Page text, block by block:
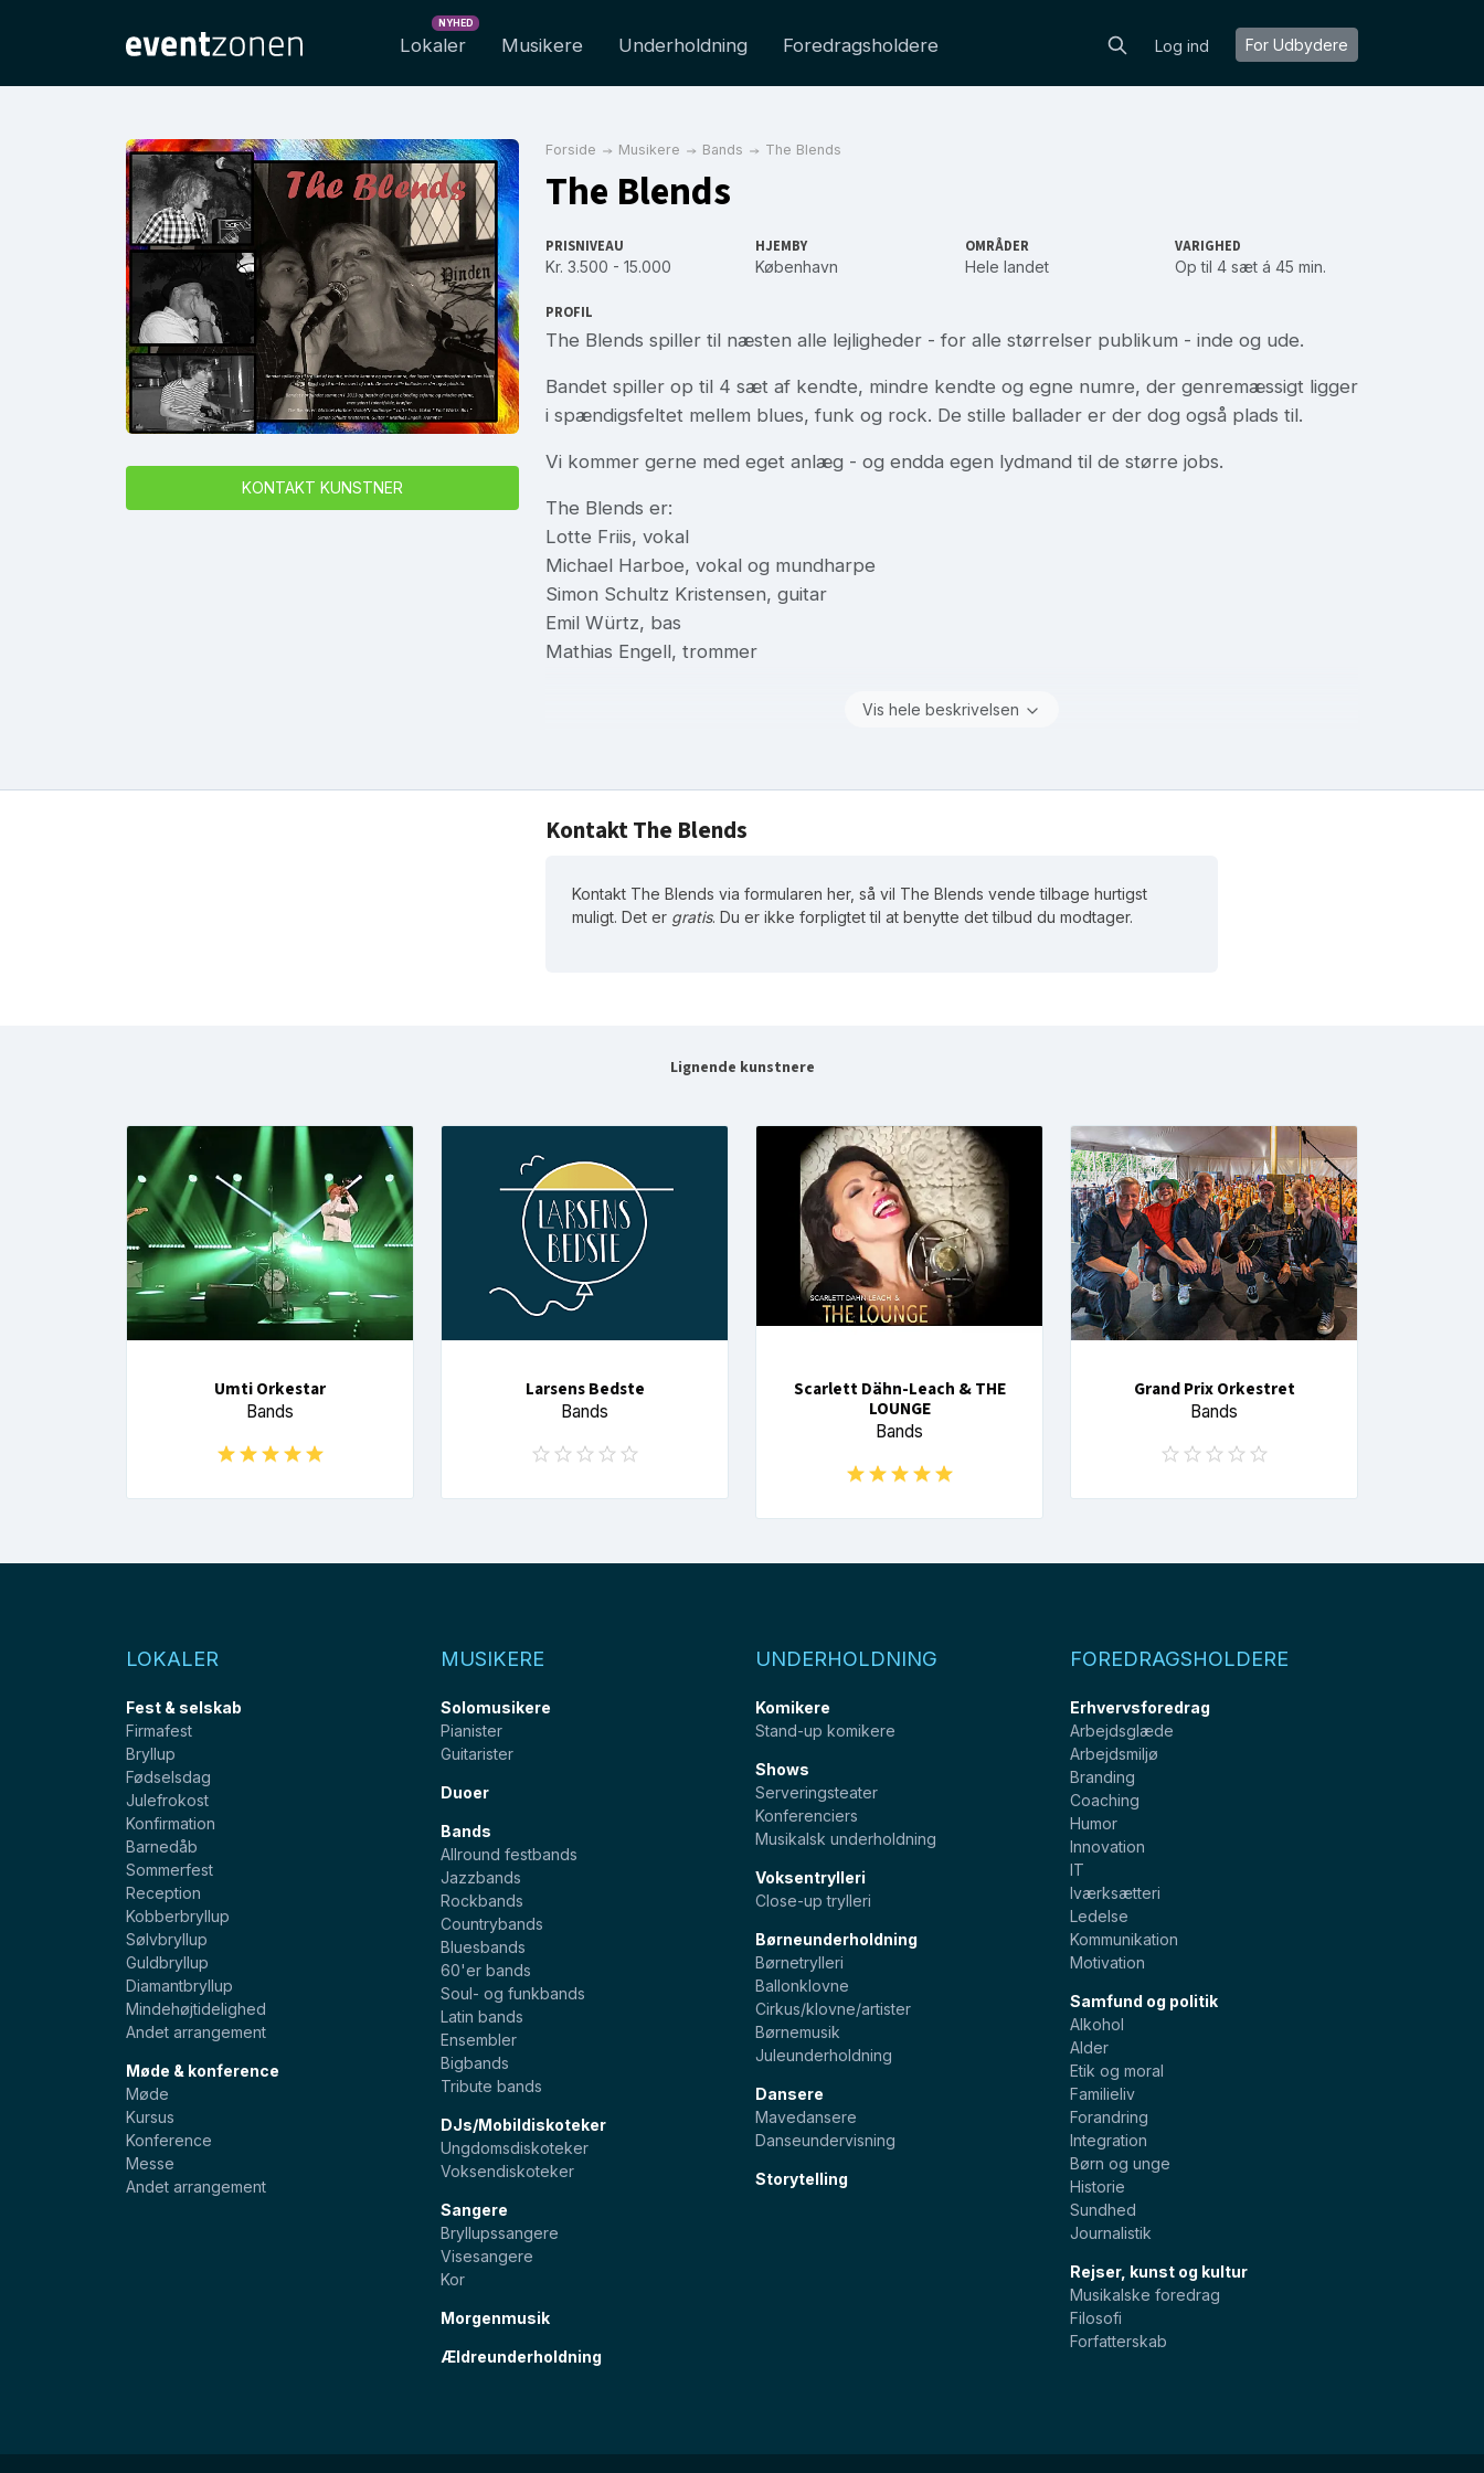
Lokaler
NYHED
Musikere Underholdning Foredragsholdere Log ind For Udbydere
KONTAKT KUNSTNER
Forside Musikere Bands The Blends
The Blends
PRISNIVEAU
Kr. 3.500 - 15.000
HJEMBY
København
OMRÅDER
Hele landet
VARIGHED
Op til 4 sæt á 45 min.
PROFIL
The Blends spiller til næsten alle lejligheder - for alle størrelser publikum - inde og ude.
Bandet spiller op til 4 sæt af kendte, mindre kendte og egne numre, der genremæssigt ligger
i spændigsfeltet mellem blues, funk og rock. De stille ballader er der dog også plads til.
Vi kommer gerne med eget anlæg - og endda egen lydmand til de større jobs.
The Blends er:
Lotte Friis, vokal
Michael Harboe, vokal og mundharpe
Simon Schultz Kristensen, guitar
Emil Würtz, bas
Mathias Engell, trommer
Vis hele beskrivelsen
Kontakt The Blends
Kontakt The Blends via formularen her, så vil The Blends vende tilbage hurtigst
muligt. Det er gratis. Du er ikke forpligtet til at benytte det tilbud du modtager.
Lignende kunstnere
Umti Orkestar
Bands
Larsens Bedste
Bands
Scarlett Dähn-Leach & THE
LOUNGE
Bands
Grand Prix Orkestret
Bands
LOKALER
Fest & selskab
Firmafest
Bryllup
Fødselsdag
Julefrokost
Konfirmation
Barnedåb
Sommerfest
Reception
Kobberbryllup
Sølvbryllup
Guldbryllup
Diamantbryllup
Mindehøjtidelighed
Andet arrangement
Møde & konference
Møde
Kursus
Konference
Messe
Andet arrangement
MUSIKERE
Solomusikere
Pianister
Guitarister
Duoer
Bands
Allround festbands
Jazzbands
Rockbands
Countrybands
Bluesbands
60'er bands
Soul- og funkbands
Latin bands
Ensembler
Bigbands
Tribute bands
DJs/Mobildiskoteker
Ungdomsdiskoteker
Voksendiskoteker
Sangere
Bryllupssangere
Visesangere
Kor
Morgenmusik
Ældreunderholdning
UNDERHOLDNING
Komikere
Stand-up komikere
Shows
Serveringsteater
Konferenciers
Musikalsk underholdning
Voksentrylleri
Close-up trylleri
Børneunderholdning
Børnetrylleri
Ballonklovne
Cirkus/klovne/artister
Børnemusik
Juleunderholdning
Dansere
Mavedansere
Danseundervisning
Storytelling
FOREDRAGSHOLDERE
Erhvervsforedrag
Arbejdsglæde
Arbejdsmiljø
Branding
Coaching
Humor
Innovation
IT
Iværksætteri
Ledelse
Kommunikation
Motivation
Samfund og politik
Alkohol
Alder
Etik og moral
Familieliv
Forandring
Integration
Børn og unge
Historie
Sundhed
Journalistik
Rejser, kunst og kultur
Musikalske foredrag
Filosofi
Forfatterskab